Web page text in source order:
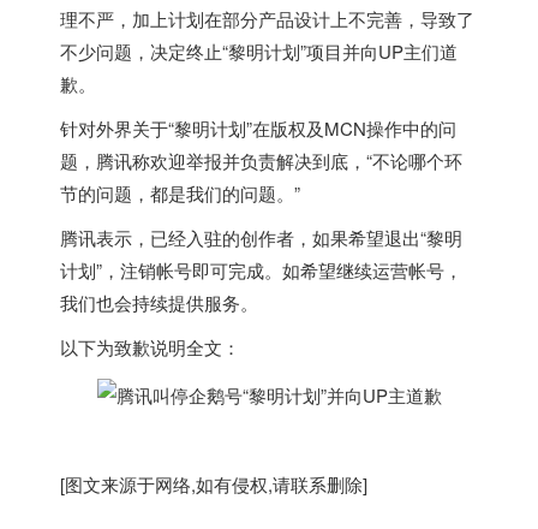
理不严，加上计划在部分产品设计上不完善，导致了
不少问题，决定终止“黎明计划”项目并向UP主们道
歉。
针对外界关于“黎明计划”在版权及MCN操作中的问
题，腾讯称欢迎举报并负责解决到底，“不论哪个环
节的问题，都是我们的问题。”
腾讯表示，已经入驻的创作者，如果希望退出“黎明
计划”，注销帐号即可完成。如希望继续运营帐号，
我们也会持续提供服务。
以下为致歉说明全文：
[图文来源于网络,如有侵权,请联系删除]